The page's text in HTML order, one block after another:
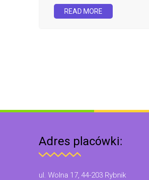
READ MORE
Adres placówki:
ul. Wolna 17, 44-203 Rybnik